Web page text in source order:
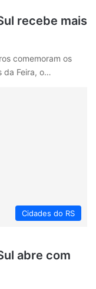
recebe mais
comemoram os
da Feira, o…
Cidades do RS
abre com